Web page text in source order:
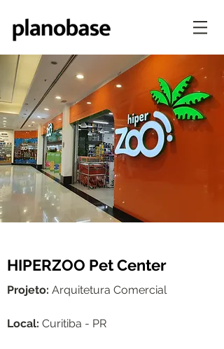
HIPERZOO Pet Center
Projeto: Arquitetura Comercial
Local: Curitiba - PR